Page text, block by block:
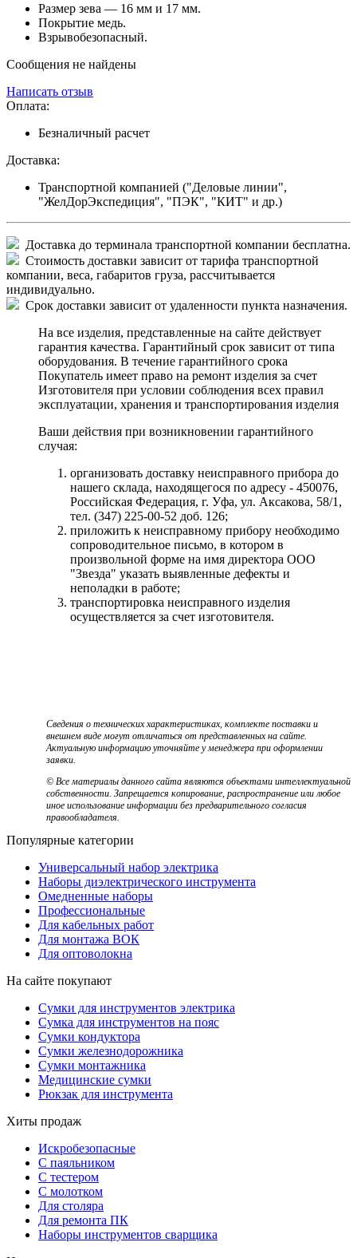
Размер зева — 16 мм и 17 мм.
Покрытие медь.
Взрывобезопасный.
Сообщения не найдены
Написать отзыв
Оплата:
Безналичный расчет
Доставка:
Транспортной компанией ("Деловые линии",
"ЖелДорЭкспедиция", "ПЭК", "КИТ" и др.)
Доставка до терминала транспортной компании бесплатна.
Стоимость доставки зависит от тарифа транспортной
компании, веса, габаритов груза, рассчитывается
индивидуально.
Срок доставки зависит от удаленности пункта назначения.
На все изделия, представленные на сайте действует
гарантия качества. Гарантийный срок зависит от типа
оборудования. В течение гарантийного срока
Покупатель имеет право на ремонт изделия за счет
Изготовителя при условии соблюдения всех правил
эксплуатации, хранения и транспортирования изделия
Ваши действия при возникновении гарантийного
случая:
организовать доставку неисправного прибора до
нашего склада, находящегося по адресу - 450076,
Российская Федерация, г. Уфа, ул. Аксакова, 58/1,
тел. (347) 225-00-52 доб. 126;
приложить к неисправному прибору необходимо
сопроводительное письмо, в котором в
произвольной форме на имя директора ООО
"Звезда" указать выявленные дефекты и
неполадки в работе;
транспортировка неисправного изделия
осуществляется за счет изготовителя.
Сведения о технических характеристиках, комплекте поставки и
внешнем виде могут отличаться от представленных на сайте.
Актуальную информацию уточняйте у менеджера при оформлении
заявки.
© Все материалы данного сайта являются объектами интеллектуальной
собственности. Запрещается копирование, распространение или любое
иное использование информации без предварительного согласия
правообладателя.
Популярные категории
Универсальный набор электрика
Наборы диэлектрического инструмента
Омедненные наборы
Профессиональные
Для кабельных работ
Для монтажа ВОК
Для оптоволокна
На сайте покупают
Сумки для инструментов электрика
Сумка для инструментов на пояс
Сумки кондуктора
Сумки железнодорожника
Сумки монтажника
Медицинские сумки
Рюкзак для инструмента
Хиты продаж
Искробезопасные
С паяльником
С тестером
С молотком
Для столяра
Для ремонта ПК
Наборы инструментов сварщика